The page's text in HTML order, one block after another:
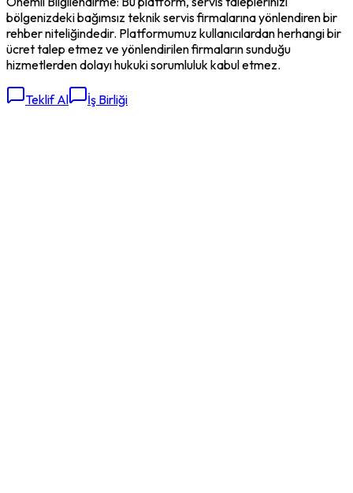
bölgenizdeki bağımsız teknik servis firmalarına yönlendiren bir
rehber niteliğindedir. Platformumuz kullanıcılardan herhangi bir
ücret talep etmez ve yönlendirilen firmaların sunduğu
hizmetlerden dolayı hukuki sorumluluk kabul etmez.
Teklif Al İş Birliği